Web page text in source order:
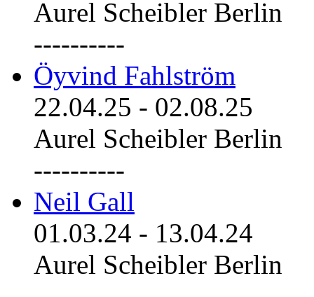
Aurel Scheibler Berlin
----------
Öyvind Fahlström
22.04.25 - 02.08.25
Aurel Scheibler Berlin
----------
Neil Gall
01.03.24 - 13.04.24
Aurel Scheibler Berlin